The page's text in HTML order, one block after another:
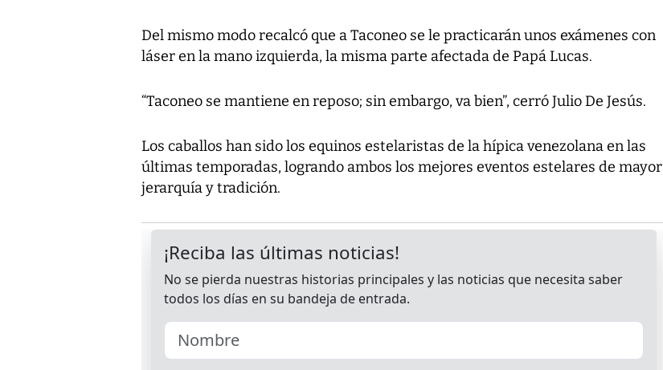
Del mismo modo recalcó que a Taconeo se le practicarán unos exámenes con
láser en la mano izquierda, la misma parte afectada de Papá Lucas.
“Taconeo se mantiene en reposo; sin embargo, va bien”, cerró Julio De Jesús.
Los caballos han sido los equinos estelaristas de la hípica venezolana en las
últimas temporadas, logrando ambos los mejores eventos estelares de mayor
jerarquía y tradición.